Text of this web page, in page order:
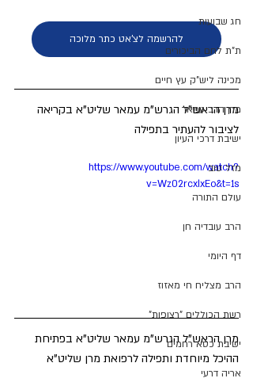
חג שבועות
ת"ת לחם הביכורים
מכינה ליש"ק עץ חיים
מרן הרב עמאר
ישיבת דרכי העיון
מזל טוב
עולם התורה
הרב עובדיה חן
דף היומי
הרב מצליח חי מאזוז
רשת הכוללים "רצופות"
ישיבת כסא רחמים
אריה דרעי
להרשמה לצ'אט כתר מלוכה
מרן הראש"ל הגרש"מ עמאר שליט"א בקריאה
לציבור להעתיר בתפילה
https://www.youtube.com/watch?
v=Wz02rcxlxEo&t=1s
מרן הראש"ל הגרש"מ עמאר שליט"א בפתיחת
ההיכל מיוחדת ותפילה לרפואת מרן שליט"א